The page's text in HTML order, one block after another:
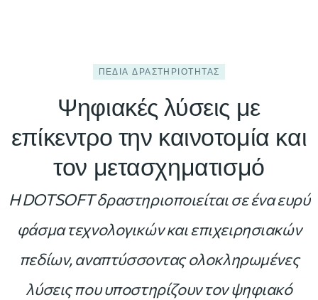
ΠΕΔΊΑ ΔΡΑΣΤΗΡΙΌΤΗΤΑΣ
Ψηφιακές λύσεις με
επίκεντρο την καινοτομία και
τον μετασχηματισμό
Η DOTSOFT δραστηριοποιείται σε ένα ευρύ
φάσμα τεχνολογικών και επιχειρησιακών
πεδίων, αναπτύσσοντας ολοκληρωμένες
λύσεις που υποστηρίζουν τον ψηφιακό